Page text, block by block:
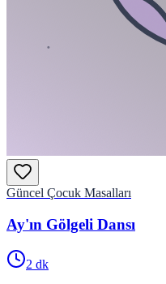
Güncel Çocuk Masalları
Ay'ın Gölgeli Dansı
2 dk